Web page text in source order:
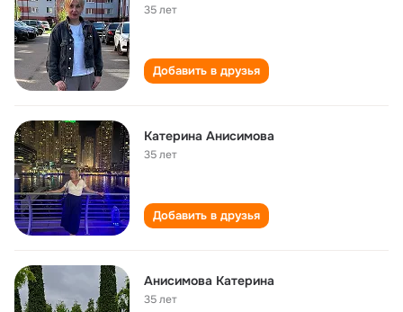
35 лет
Добавить в друзья
Катерина Анисимова
35 лет
Добавить в друзья
Анисимова Катерина
35 лет